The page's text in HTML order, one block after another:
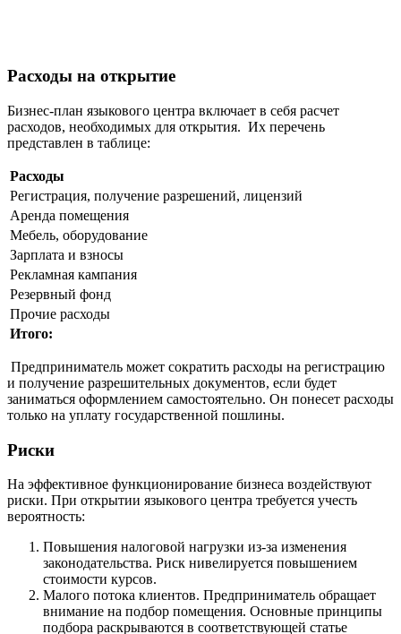
Расходы на открытие
Бизнес-план языкового центра включает в себя расчет
расходов, необходимых для открытия. Их перечень
представлен в таблице:
Расходы
Регистрация, получение разрешений, лицензий
Аренда помещения
Мебель, оборудование
Зарплата и взносы
Рекламная кампания
Резервный фонд
Прочие расходы
Итого:
Предприниматель может сократить расходы на регистрацию
и получение разрешительных документов, если будет
заниматься оформлением самостоятельно. Он понесет расходы
только на уплату государственной пошлины.
Риски
На эффективное функционирование бизнеса воздействуют
риски. При открытии языкового центра требуется учесть
вероятность:
Повышения налоговой нагрузки из-за изменения
законодательства. Риск нивелируется повышением
стоимости курсов.
Малого потока клиентов. Предприниматель обращает
внимание на подбор помещения. Основные принципы
подбора раскрываются в соответствующей статье